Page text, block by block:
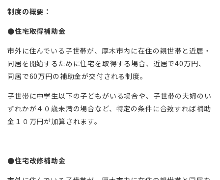
制度の概要：
●住宅取得補助金
市外に住んでいる子世帯が、厚木市内に在住の親世帯と近居・
同居を開始するために住宅を取得する場合、近居で40万円、
同居で60万円の補助金が交付される制度。
子世帯に中学生以下の子どもがいる場合や、子世帯の夫婦のい
ずれかが４０歳未満の場合など、特定の条件に合致すれば補助
金１０万円が加算されます。
●住宅改修補助金